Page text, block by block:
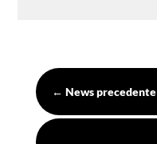
← News precedente